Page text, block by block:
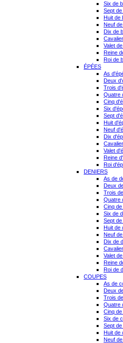
Six de
Sept
Huit de
Neuf
Dix de
Valet
Reine
Roi de
ÉPÉES
As
Deux
Trois
Quatre
Cinq
Six
Sept
Huit
Neuf
Dix
Valet
Reine
Roi
DENIERS
As de
Deux
Trois
Quatre
Cinq
Six de
Sept
Huit de
Neuf
Dix de
Valet
Reine
Roi de
COUPES
As de
Deux
Trois
Quatre
Cinq
Six de
Sept
Huit de
Neuf